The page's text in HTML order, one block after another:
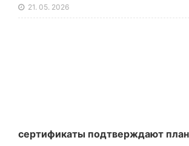
21. 05. 2026
сертификаты подтверждают